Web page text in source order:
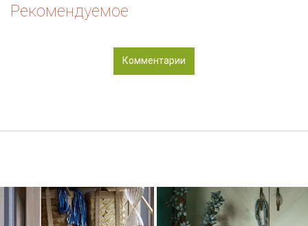
Рекомендуемое
Комментарии